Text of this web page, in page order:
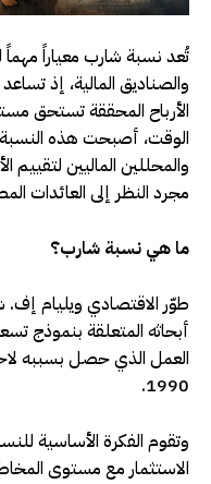
تُعد نسبة شارب معياراً مهماً
والصناديق المالية، إذ
الأرباح المحققة تستحق
الوقت، أصبحت هذه
والمحللين الماليين لتقييم
مجرد النظر إلى العائدات
ما هي نسبة شارب؟
أبحاثه المتعلقة بنموذج
العمل الذي حصل بسببه
1990
.
وتقوم الفكرة الأساسية
الاستثمار مع مستوى